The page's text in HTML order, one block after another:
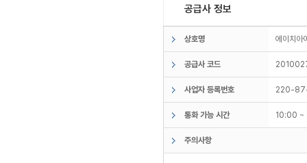
공급사 정보
상호명 에이치
공급사 코드
사업자 등록번호 220-
통화 가능 시간 10:00
주의사항